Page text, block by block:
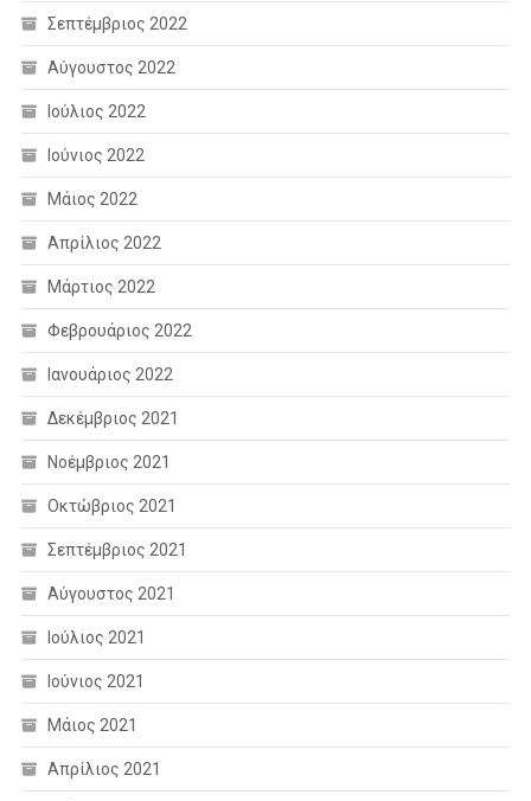
Σεπτέμβριος 2022
Αύγουστος 2022
Ιούλιος 2022
Ιούνιος 2022
Μάιος 2022
Απρίλιος 2022
Μάρτιος 2022
Φεβρουάριος 2022
Ιανουάριος 2022
Δεκέμβριος 2021
Νοέμβριος 2021
Οκτώβριος 2021
Σεπτέμβριος 2021
Αύγουστος 2021
Ιούλιος 2021
Ιούνιος 2021
Μάιος 2021
Απρίλιος 2021